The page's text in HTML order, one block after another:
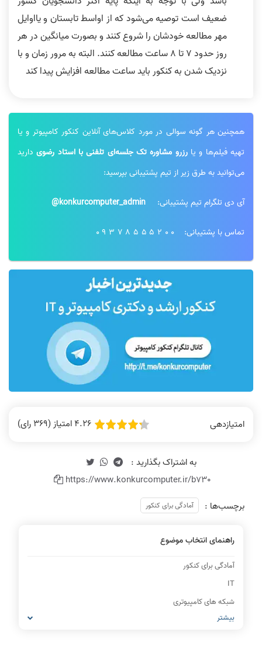
ضعیف است توصیه می‌شود که از اواسط تابستان و یااوایل
مهر مطالعه خودشان را شروع کنند و بصورت میانگین در هر
روز حدود 7 تا 8 ساعت مطالعه کنند. البته به مرور زمان و با
نزدیک شدن به کنکور باید ساعت مطالعه افزایش پیدا کند
همچنین هر گونه سوالی در مورد کلاس‌های آنلاین کنکور کامپیوتر و یا
تهیه فیلم‌ها و یارزرو مشاوره تک جلسه‌ای تلفنی با استاد رضویدارید
می‌توانید به طرق زیر از تیم پشتیبانی بپرسید:
آی دی تلگرام تیم پشتیبانی: konkurcomputer_admin@
تماس با پشتیبانی: 09378555200
امتیازدهی 4.26 امتیاز (369 رای)
https://www.konkurcomputer.ir/b730
برچسب‌ها :
آمادگی برای کنکور
راهنمای انتخاب موضوع
آمادگی برای کنکور
IT
شبکه های کامپیوتری
مشاغل رشته کامپیوتر
بیشتر